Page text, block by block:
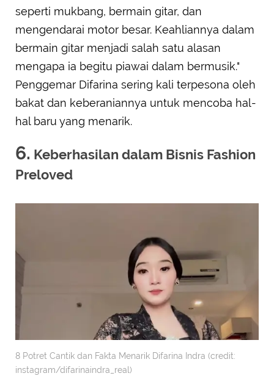
seperti mukbang, bermain gitar, dan
mengendarai motor besar. Keahliannya dalam
bermain gitar menjadi salah satu alasan
mengapa ia begitu piawai dalam bermusik."
Penggemar Difarina sering kali terpesona oleh
bakat dan keberaniannya untuk mencoba hal-
hal baru yang menarik.
6. Keberhasilan dalam Bisnis Fashion
Preloved
8 Potret Cantik dan Fakta Menarik Difarina Indra (credit:
instagram/difarinaindra_real)